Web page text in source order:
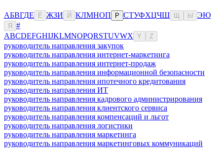
АБВГДЕ Ё ЖЗИ Й КЛМНОП Р СТУФХЦЧШ Ы ЭЮ
Я
#
ABCDEFGHIJKLMNOPQRSTUVWX Y Z
руководитель направления закупок
руководитель направления интернет-маркетинга
руководитель направления интернет-продаж
руководитель направления информационной безопасности
руководитель направления ипотечного кредитования
руководитель направления ИТ
руководитель направления кадрового администрирования
руководитель направления клиентского сервиса
руководитель направления компенсаций и льгот
руководитель направления логистики
руководитель направления маркетинга
руководитель направления маркетинговых коммуникаций